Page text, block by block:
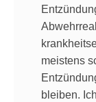
meistens
bleiben.